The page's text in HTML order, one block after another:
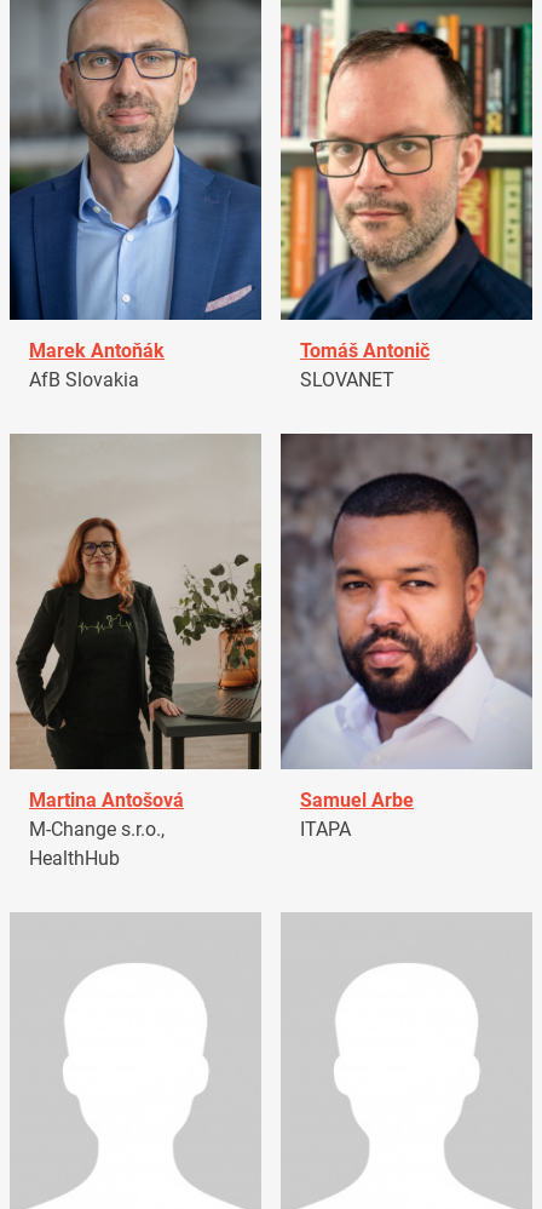
Marek Antoňák
AfB Slovakia
Tomáš Antonič
SLOVANET
Martina Antošová
M-Change s.r.o.,
HealthHub
Samuel Arbe
ITAPA